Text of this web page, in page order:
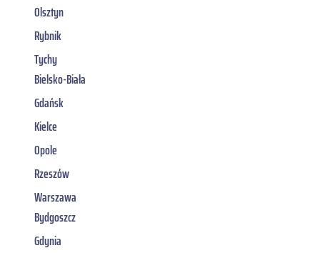
Olsztyn
Rybnik
Tychy
Bielsko-Biała
Gdańsk
Kielce
Opole
Rzeszów
Warszawa
Bydgoszcz
Gdynia